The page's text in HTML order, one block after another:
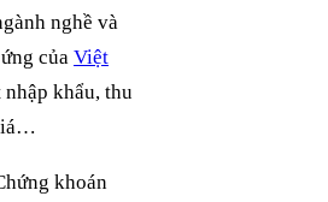
nghề và
của Việt
nhập khẩu, thu
khoán